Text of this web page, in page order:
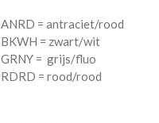
ANRD = antraciet/rood
BKWH = zwart/wit
GRNY = grijs/fluo
RDRD = rood/rood